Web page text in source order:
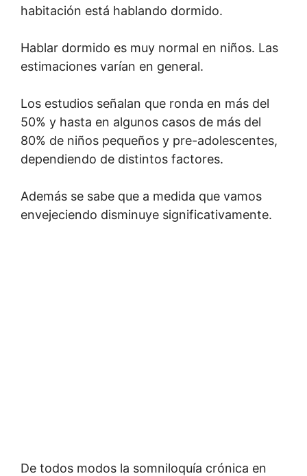
habitación está hablando dormido.
Hablar dormido es muy normal en niños. Las
estimaciones varían en general.
Los estudios señalan que ronda en más del
50% y hasta en algunos casos de más del
80% de niños pequeños y pre-adolescentes,
dependiendo de distintos factores.
Además se sabe que a medida que vamos
envejeciendo disminuye significativamente.
De todos modos la somniloquía crónica en